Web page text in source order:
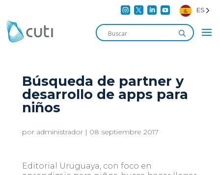
    ES
Búsqueda de partner y
desarrollo de apps para
niños
por administrador| 08 septiembre 2017
Editorial Uruguaya, con foco en